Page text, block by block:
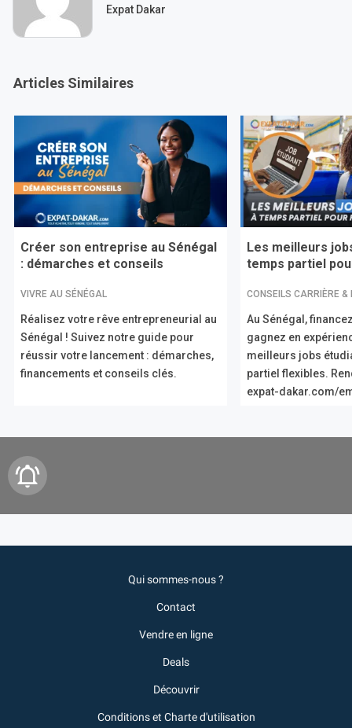
Expat Dakar
Articles Similaires
Créer son entreprise au Sénégal
: démarches et conseils
VIVRE AU SÉNÉGAL
Réalisez votre rêve entrepreneurial au
Sénégal ! Suivez notre guide pour
réussir votre lancement : démarches,
financements et conseils clés.
Les meilleurs
temps partiel
CONSEILS CARRIÈRE &
Au Sénégal,
gagnez en
meilleurs jobs
partiel flexibles.
expat-dakar.com/
Qui sommes-nous ?
Contact
Vendre en ligne
Deals
Découvrir
Conditions et Charte d'utilisation